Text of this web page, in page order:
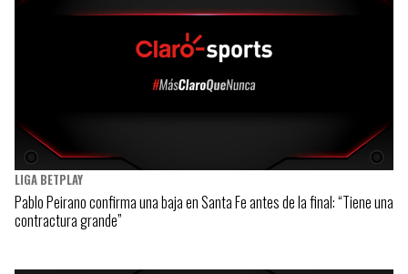
LIGA BETPLAY
Pablo Peirano confirma una baja en Santa Fe antes de la final: “Tiene una
contractura grande”